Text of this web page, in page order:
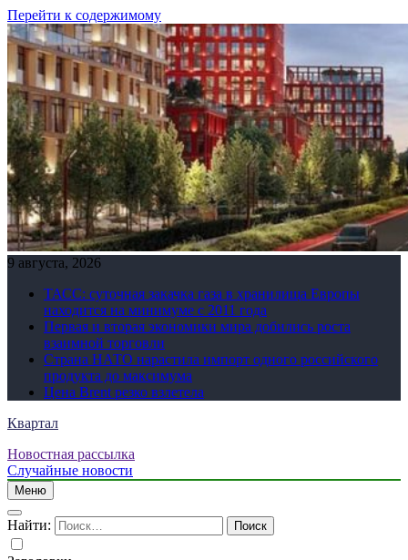
Перейти к содержимому
9 августа, 2026
ТАСС: суточная закачка газа в хранилища Европы
находится на минимуме с 2011 года
Первая и вторая экономики мира добились роста
взаимной торговли
Страна НАТО нарастила импорт одного российского
продукта до максимума
Цена Brent резко взлетела
Квартал
Новостная рассылка
Случайные новости
Меню
Найти: